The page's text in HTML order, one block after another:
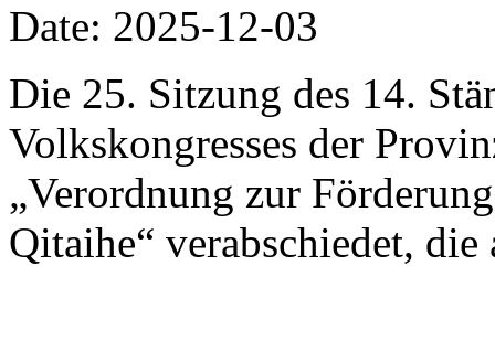
Date: 2025-12-03
Die 25. Sitzung des 14.
Volkskongresses der
„Verordnung zur
Qitaihe“ verabschiedet,